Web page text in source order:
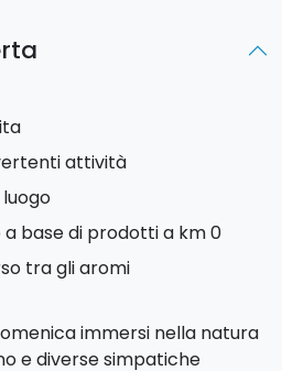
attività
base di prodotti a km 0
tra gli aromi
immersi nella natura
e diverse simpatiche